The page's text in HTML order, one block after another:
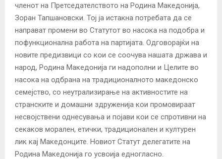
членот на Претседателството на Родина Македонија,
Зоран Тапшановски. Тој ја истакна потребата да се
направат промени во Статутот во насока на подобра и
пофункционална работа на партијата. Одговорајќи на
новите предизвици со кои се соочува нашата држава и
народ, Родина Македонија ги надополни и Целите во
насока на одбрана на традиционалното македонско
семејство, со неутрализирање на активностите на
странските и домашни здруженија кои промовираат
несвојствени однесувања и појави кои се спротивни на
секаков морален, етички, традиционален и културен
лик кај Македонците. Новиот Статут делегатите на
Родина Македонија го усвоија едногласно.